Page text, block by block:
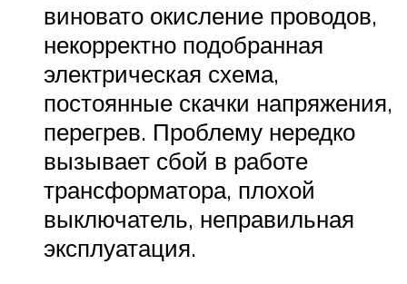
виновато окисление проводов,
некорректно подобранная
электрическая схема,
постоянные скачки напряжения,
перегрев. Проблему нередко
вызывает сбой в работе
трансформатора, плохой
выключатель, неправильная
эксплуатация.